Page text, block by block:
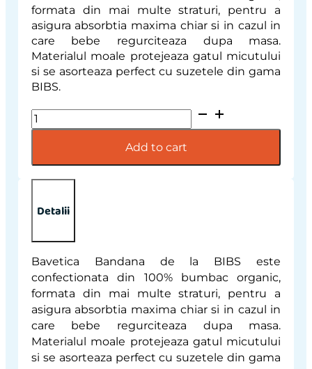
formata din mai multe straturi, pentru a
asigura absorbtia maxima chiar si in cazul in
care bebe regurciteaza dupa masa.
Materialul moale protejeaza gatul micutului
si se asorteaza perfect cu suzetele din gama
BIBS.
BIBS
-
Add to cart
Detalii
Bavetica Bandana de la BIBS este
confectionata din 100% bumbac organic,
formata din mai multe straturi, pentru a
asigura absorbtia maxima chiar si in cazul in
care bebe regurciteaza dupa masa.
Materialul moale protejeaza gatul micutului
si se asorteaza perfect cu suzetele din gama